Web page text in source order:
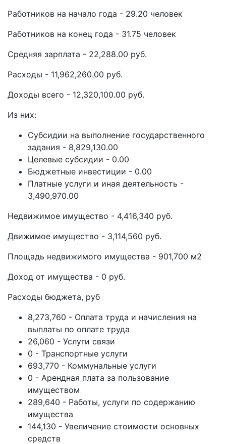
Работников на начало года - 29.20 человек
Работников на конец года - 31.75 человек
Средняя зарплата - 22,288.00 руб.
Расходы - 11,962,260.00 руб.
Доходы всего - 12,320,100.00 руб.
Из них:
Субсидии на выполнение государственного
задания - 8,829,130.00
Целевые субсидии - 0.00
Бюджетные инвестиции - 0.00
Платные услуги и иная деятельность -
3,490,970.00
Недвижимое имущество - 4,416,340 руб.
Движимое имущество - 3,114,560 руб.
Площадь недвижимого имущества - 901,700 м2
Доход от имущества - 0 руб.
Расходы бюджета, руб
8,273,760 - Оплата труда и начисления на
выплаты по оплате труда
26,060 - Услуги связи
0 - Транспортные услуги
693,770 - Коммунальные услуги
0 - Арендная плата за пользование
имуществом
289,640 - Работы, услуги по содержанию
имущества
144,130 - Увеличение стоимости основных
средств